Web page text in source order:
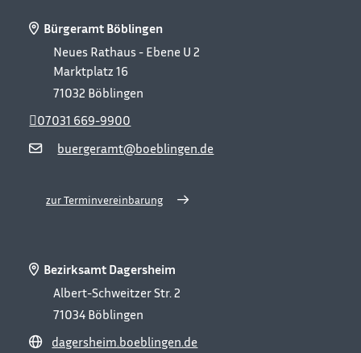
Bürgeramt Böblingen
Neues Rathaus - Ebene U 2
Marktplatz 16
71032 Böblingen
buergeramt@boeblingen.de
07031 669-9900
zur Terminvereinbarung
Bezirksamt Dagersheim
Albert-Schweitzer Str. 2
71034 Böblingen
dagersheim.boeblingen.de